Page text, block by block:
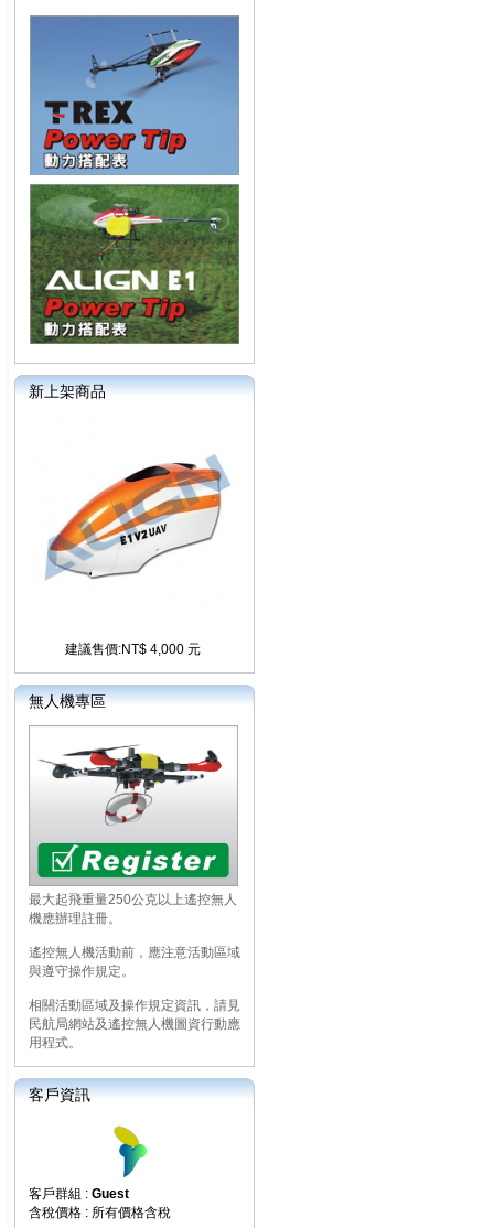
新上架商品
建議售價:NT$ 4,000 元
無人機專區
最大起飛重量250公克以上遙控無人
機應辦理註冊。
遙控無人機活動前，應注意活動區域
與遵守操作規定。
相關活動區域及操作規定資訊，請見
民航局網站及遙控無人機圖資行動應
用程式。
客戶資訊
客戶群組 : Guest
含稅價格 : 所有價格含稅